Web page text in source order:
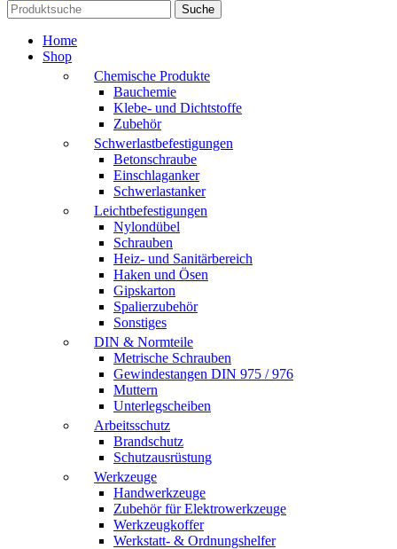
Suche
Home
Shop
Chemische Produkte
Bauchemie
Klebe- und Dichtstoffe
Zubehör
Schwerlastbefestigungen
Betonschraube
Einschlaganker
Schwerlastanker
Leichtbefestigungen
Nylondübel
Schrauben
Heiz- und Sanitärbereich
Haken und Ösen
Gipskarton
Spalierzubehör
Sonstiges
DIN & Normteile
Metrische Schrauben
Gewindestangen DIN 975 / 976
Muttern
Unterlegscheiben
Arbeitsschutz
Brandschutz
Schutzausrüstung
Werkzeuge
Handwerkzeuge
Zubehör für Elektrowerkzeuge
Werkzeugkoffer
Werkstatt- & Ordnungshelfer